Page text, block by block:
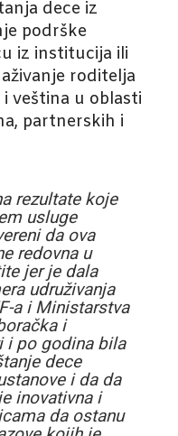
dece iz
podrške
iz institucija ili
roditelja
veština u oblasti
partnerskih i
rezultate koje
usluge
da ova
redovna u
jer je dala
udruživanja
a i Ministarstva
i
i po godina bila
dece
i da da
inovativna i
da ostanu